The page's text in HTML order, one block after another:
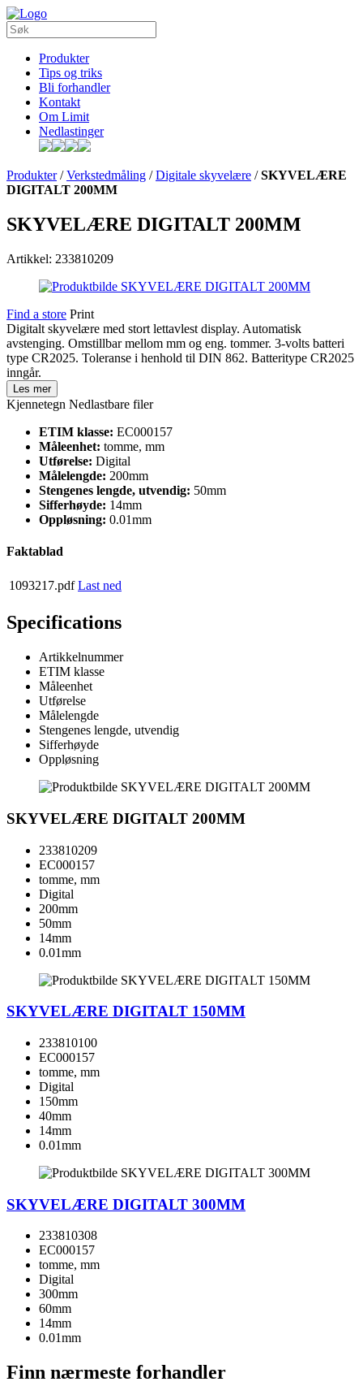
Produkter
Tips og triks
Bli forhandler
Kontakt
Om Limit
Nedlastinger
Produkter/Verkstedmåling /Digitale skyvelære /SKYVELÆRE
DIGITALT 200MM
SKYVELÆRE DIGITALT 200MM
Artikkel: 233810209
Find a store Print
Digitalt skyvelære med stort lettavlest display. Automatisk
avstenging. Omstillbar mellom mm og eng. tommer. 3-volts batteri
type CR2025. Toleranse i henhold til DIN 862. Batteritype CR2025
inngår.
Les mer
Kjennetegn Nedlastbare filer
ETIM klasse: EC000157
Måleenhet: tomme, mm
Utførelse: Digital
Målelengde: 200mm
Stengenes lengde, utvendig: 50mm
Sifferhøyde: 14mm
Oppløsning: 0.01mm
Faktablad
1093217.pdf Last ned
Specifications
Artikkelnummer
ETIM klasse
Måleenhet
Utførelse
Målelengde
Stengenes lengde, utvendig
Sifferhøyde
Oppløsning
SKYVELÆRE DIGITALT 200MM
233810209
EC000157
tomme, mm
Digital
200mm
50mm
14mm
0.01mm
SKYVELÆRE DIGITALT 150MM
233810100
EC000157
tomme, mm
Digital
150mm
40mm
14mm
0.01mm
SKYVELÆRE DIGITALT 300MM
233810308
EC000157
tomme, mm
Digital
300mm
60mm
14mm
0.01mm
Finn nærmeste forhandler